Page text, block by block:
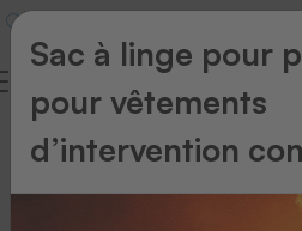
Accessoires
Sac à linge pour
pour vêtements
d’intervention